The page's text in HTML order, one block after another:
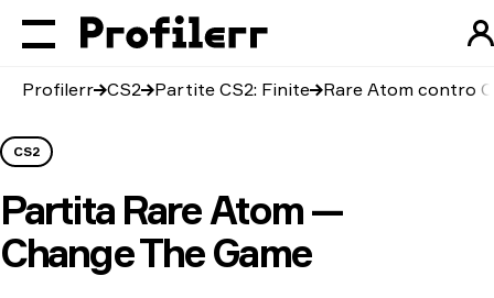
Profilerr CS2 Partite CS2: Finite Rare Atom contro
CS2
Partita Rare Atom —
Change The Game